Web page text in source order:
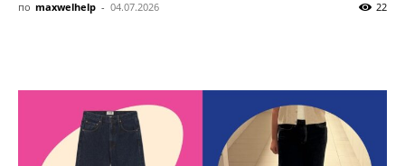
по maxwelhelp - 04.07.2026 22